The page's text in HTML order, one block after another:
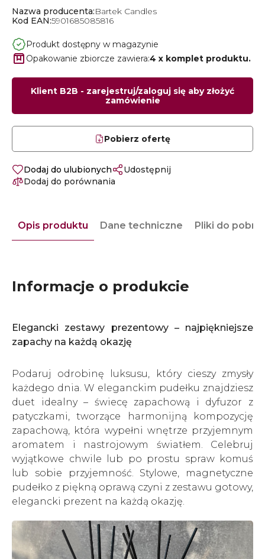
Nazwa producenta:Bartek Candles
Kod EAN:5901685085816
Produkt dostępny w magazynie
Opakowanie zbiorcze zawiera:4 x komplet produktu.
Klient B2B - zarejestruj/zaloguj się aby złożyć
zamówienie
Pobierz ofertę
Dodaj do ulubionych
Udostępnij
Dodaj do porównania
Opis produktu Dane techniczne Pliki do
Informacje o produkcie
Elegancki zestawy prezentowy – najpiękniejsze
zapachy na każdą okazję
Podaruj odrobinę luksusu, który cieszy zmysły
każdego dnia. W eleganckim pudełku znajdziesz
duet idealny – świecę zapachową i dyfuzor z
patyczkami, tworzące harmonijną kompozycję
zapachową, która wypełni wnętrze przyjemnym
aromatem i nastrojowym światłem. Celebruj
wyjątkowe chwile lub po prostu spraw komuś
lub sobie przyjemność. Stylowe, magnetyczne
pudełko z piękną oprawą czyni z zestawu gotowy,
elegancki prezent na każdą okazję.